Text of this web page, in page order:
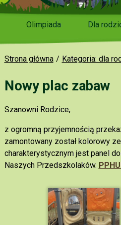
Olimpiada Dla
Strona główna Kategoria: dla
Nowy plac zabaw
Szanowni Rodzice,
z ogromną przyjemnością
zamontowany został kolorowy
charakterystycznym jest panel
Naszych Przedszkolaków.